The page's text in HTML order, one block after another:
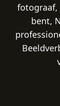
fotograaf,
bent,